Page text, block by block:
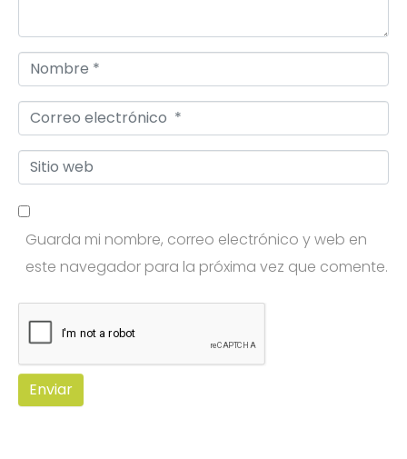
r
i
o
*
o
m
b
e
o
e
o
l
c
r
i
t
o
w
Guarda mi nombre, correo electrónico y web en
este navegador para la próxima vez que comente.
Enviar